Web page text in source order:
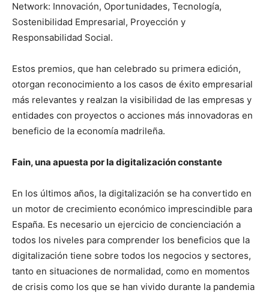
Network: Innovación, Oportunidades, Tecnología,
Sostenibilidad Empresarial, Proyección y
Responsabilidad Social.
Estos premios, que han celebrado su primera edición,
otorgan reconocimiento a los casos de éxito empresarial
más relevantes y realzan la visibilidad de las empresas y
entidades con proyectos o acciones más innovadoras en
beneficio de la economía madrileña.
Fain, una apuesta por la digitalización constante
En los últimos años, la digitalización se ha convertido en
un motor de crecimiento económico imprescindible para
España. Es necesario un ejercicio de concienciación a
todos los niveles para comprender los beneficios que la
digitalización tiene sobre todos los negocios y sectores,
tanto en situaciones de normalidad, como en momentos
de crisis como los que se han vivido durante la pandemia